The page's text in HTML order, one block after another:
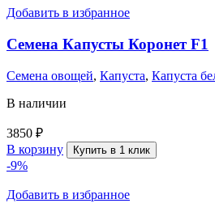
Добавить в избранное
Семена Капусты Коронет F1
Семена овощей, Капуста, Капуста
В наличии
3850 ₽
В корзину
Купить в 1 клик
-9%
Добавить в избранное